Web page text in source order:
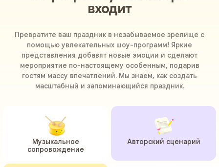
входит
Превратите ваш праздник в незабываемое зрелище с
помощью увлекательных шоу-программ! Яркие
представления добавят новые эмоции и сделают
мероприятие по-настоящему особенным, подарив
гостям массу впечатлений. Мы знаем, как создать
масштабный и запоминающийся праздник.
Музыкальное
сопровождение
Авторский сценарий